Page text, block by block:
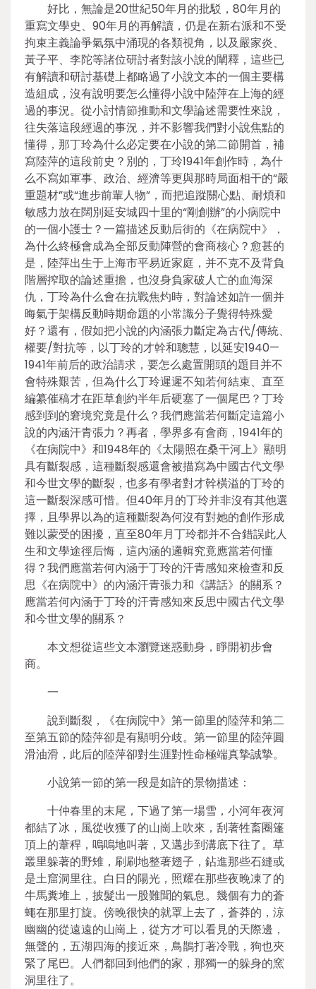
好比，無論是20世紀50年月的批駁，80年月的
重寫文學史、90年月的再解讀，仍是在新右派和不受
拘束主義論爭氣氛中涌現的各類視角，以及嚴家炎、
黃子平、李陀等諸位研討者對該小說的闡釋，這些已
有解讀和研討基礎上都略過了小說文本的一個主要構
造組成，沒有說明要怎么懂得小說中陸萍在上海的經
過的事況。從小討情節推動和文學論述需要性來說，
往失落這段經過的事況，并不影響我們對小說焦點的
懂得，那丁玲為什么必定要在小說的第二節開首，補
寫陸萍的這段前史？別的，丁玲1941年創作時，為什
么不寫如軍事、政治、經濟等更與那時局面相干的“嚴
重題材”或“進步前輩人物”，而把追蹤關心點、耐煩和
敏感力放在闊別延安城四十里的“剛創辦”的小病院中
的一個小護士？一篇描述反動后街的《在病院中》，
為什么終極會成為全部反動陣營的會商核心？愈甚的
是，陸萍出生于上海市平易近家庭，并不克不及背負
階層搾取的論述重擔，也沒身負家破人亡的血海深
仇，丁玲為什么會在抗戰焦灼時，對論述如許一個并
晦氣于架構反動時期命題的小常識分子覺得特殊愛
好？還有，假如把小說的內涵張力斷定為古代/傳統、
權要/對抗等，以丁玲的才幹和聰慧，以延安1940—
1941年前后的政治請求，要怎么處置開頭的題目并不
會特殊艱苦，但為什么丁玲遲遲不知若何結束、直至
編纂催稿才在距草創約半年后硬塞了一個尾巴？丁玲
感到到的窘境究竟是什么？我們應當若何斷定這篇小
說的內涵汗青張力？再者，學界多有會商，1941年的
《在病院中》和1948年的《太陽照在桑干河上》顯明
具有斷裂感，這種斷裂感還會被描寫為中國古代文學
和今世文學的斷裂，也多有學者對才幹橫溢的丁玲的
這一斷裂深感可惜。但40年月的丁玲并非沒有其他選
擇，且學界以為的這種斷裂為何沒有對她的創作形成
難以蒙受的困擾，直至80年月丁玲都并不合錯誤此人
生和文學途徑后悔，這內涵的邏輯究竟應當若何懂
得？我們應當若何內涵于丁玲的汗青感知來檢查和反
思《在病院中》的內涵汗青張力和《講話》的關系？
應當若何內涵于丁玲的汗青感知來反思中國古代文學
和今世文學的關系？
本文想從這些文本瀏覽迷惑動身，睜開初步會
商。
一
說到斷裂，《在病院中》第一節里的陸萍和第二
至第五節的陸萍卻是有顯明分歧。第一節里的陸萍圓
滑油滑，此后的陸萍卻對生涯對性命極端真摯誠摯。
小說第一節的第一段是如許的景物描述：
十仲春里的末尾，下過了第一場雪，小河年夜河
都結了冰，風從收獲了的山崗上吹來，刮著牲畜圈篷
頂上的葦稈，嗚嗚地叫著，又邁步到溝底下往了。草
叢里躲著的野雉，刷刷地整著翅子，鉆進那些石縫或
是土窟洞里往。白日的陽光，照耀在那些夜晚凍了的
牛馬糞堆上，披髮出一股難聞的氣息。幾個有力的蒼
蠅在那里打旋。傍晚很快的就罩上去了，蒼莽的，涼
幽幽的從遠遠的山崗上，從方才可以看見的天際邊，
無聲的，五湖四海的接近來，鳥鵲打著冷戰，狗也夾
緊了尾巴。人們都回到他們的家，那獨一的躲身的窯
洞里往了。